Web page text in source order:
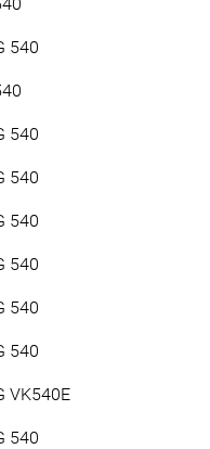
540
540
540
540
540
540
540
VK540E
540